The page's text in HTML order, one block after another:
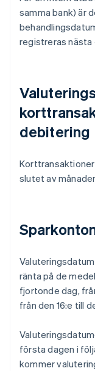
samma bank) är
registreras nästa
debitering
slutet av
ränta på de
fjortonde dag,
från den 16:e till
första dagen i
kommer